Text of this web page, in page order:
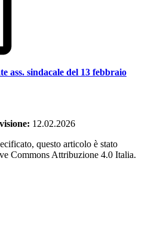
ass. sindacale del 13 febbraio
12.02.2026
questo articolo è stato
Commons Attribuzione 4.0 Italia.